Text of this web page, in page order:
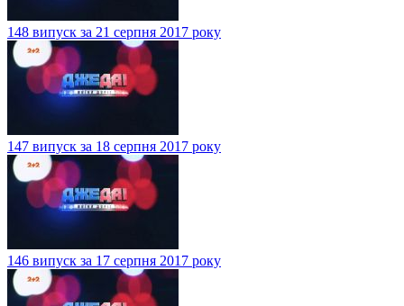
148 випуск за 21 серпня 2017 року
147 випуск за 18 серпня 2017 року
146 випуск за 17 серпня 2017 року